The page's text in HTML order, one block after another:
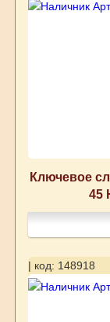
Ключевое
45
| код: 148918